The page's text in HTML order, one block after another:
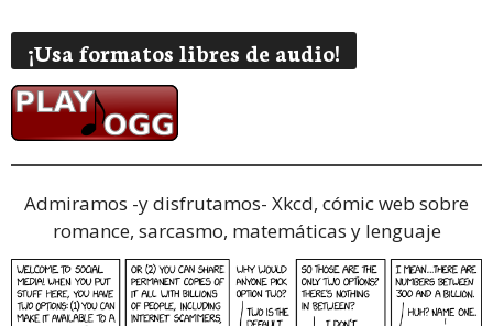
¡Usa formatos libres de audio!
Admiramos -y disfrutamos- Xkcd, cómic web sobre
romance, sarcasmo, matemáticas y lenguaje